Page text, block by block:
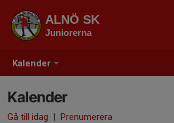
Kalender
ALNÖ SK
Juniorerna
Kalender
Gå till idag | Prenumerera